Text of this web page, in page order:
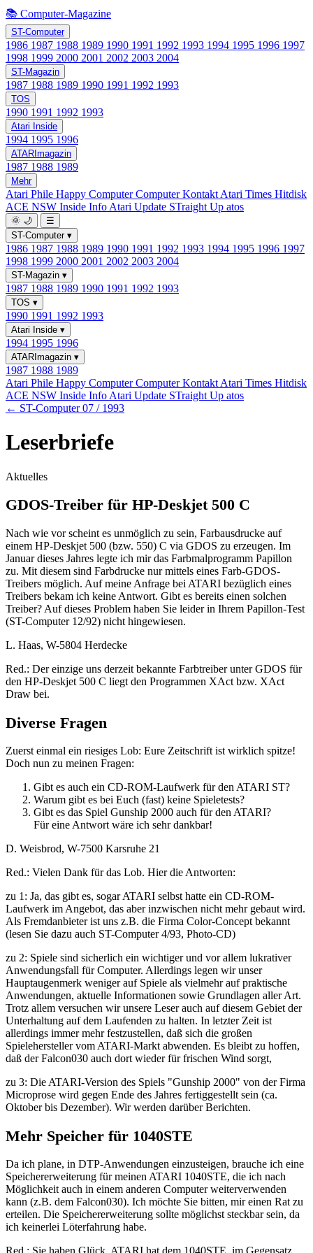
📚 Computer-Magazine
ST-Computer
1986 1987 1988 1989 1990 1991 1992 1993 1994 1995 1996 1997
1998 1999 2000 2001 2002 2003 2004
ST-Magazin
1987 1988 1989 1990 1991 1992 1993
TOS
1990 1991 1992 1993
Atari Inside
1994 1995 1996
ATARImagazin
1987 1988 1989
Mehr
Atari Phile Happy ComputerComputer Kontakt Atari Times Hitdisk
ACE NSW Inside Info Atari Update STraight Up atos
🌞 🌙
☰
ST-Computer ▾
1986 1987 1988 1989 1990 1991 1992 1993 1994 1995 1996 1997
1998 1999 2000 2001 2002 2003 2004
ST-Magazin ▾
1987 1988 1989 1990 1991 1992 1993
TOS ▾
1990 1991 1992 1993
Atari Inside ▾
1994 1995 1996
ATARImagazin ▾
1987 1988 1989
Atari Phile Happy ComputerComputer Kontakt Atari Times Hitdisk
ACE NSW Inside Info Atari Update STraight Up atos
← ST-Computer 07 / 1993
Leserbriefe
Aktuelles
GDOS-Treiber für HP-Deskjet 500 C
Nach wie vor scheint es unmöglich zu sein, Farbausdrucke auf
einem HP-Deskjet 500 (bzw. 550) C via GDOS zu erzeugen. Im
Januar dieses Jahres legte ich mir das Farbmalprogramm Papillon
zu. Mit diesem sind Farbdrucke nur mittels eines Farb-GDOS-
Treibers möglich. Auf meine Anfrage bei ATARI bezüglich eines
Treibers bekam ich keine Antwort. Gibt es bereits einen solchen
Treiber? Auf dieses Problem haben Sie leider in Ihrem Papillon-Test
(ST-Computer 12/92) nicht hingewiesen.
L. Haas, W-5804 Herdecke
Red.: Der einzige uns derzeit bekannte Farbtreiber unter GDOS für
den HP-Deskjet 500 C liegt den Programmen XAct bzw. XAct
Draw bei.
Diverse Fragen
Zuerst einmal ein riesiges Lob: Eure Zeitschrift ist wirklich spitze!
Doch nun zu meinen Fragen:
Gibt es auch ein CD-ROM-Laufwerk für den ATARI ST?
Warum gibt es bei Euch (fast) keine Spieletests?
Gibt es das Spiel Gunship 2000 auch für den ATARI?
Für eine Antwort wäre ich sehr dankbar!
D. Weisbrod, W-7500 Karsruhe 21
Red.: Vielen Dank für das Lob. Hier die Antworten:
zu 1: Ja, das gibt es, sogar ATARI selbst hatte ein CD-ROM-
Laufwerk im Angebot, das aber inzwischen nicht mehr gebaut wird.
Als Fremdanbieter ist uns z.B. die Firma Color-Concept bekannt
(lesen Sie dazu auch ST-Computer 4/93, Photo-CD)
zu 2: Spiele sind sicherlich ein wichtiger und vor allem lukrativer
Anwendungsfall für Computer. Allerdings legen wir unser
Hauptaugenmerk weniger auf Spiele als vielmehr auf praktische
Anwendungen, aktuelle Informationen sowie Grundlagen aller Art.
Trotz allem versuchen wir unsere Leser auch auf diesem Gebiet der
Unterhaltung auf dem Laufenden zu halten. In letzter Zeit ist
allerdings immer mehr festzustellen, daß sich die großen
Spielehersteller vom ATARI-Markt abwenden. Es bleibt zu hoffen,
daß der Falcon030 auch dort wieder für frischen Wind sorgt,
zu 3: Die ATARI-Version des Spiels "Gunship 2000" von der Firma
Microprose wird gegen Ende des Jahres fertiggestellt sein (ca.
Oktober bis Dezember). Wir werden darüber Berichten.
Mehr Speicher für 1040STE
Da ich plane, in DTP-Anwendungen einzusteigen, brauche ich eine
Speichererweiterung für meinen ATARI 1040STE, die ich nach
Möglichkeit auch in einem anderen Computer weiterverwenden
kann (z.B. dem Falcon030). Ich möchte Sie bitten, mir einen Rat zu
erteilen. Die Speichererweiterung sollte möglichst steckbar sein, da
ich keinerlei Löterfahrung habe.